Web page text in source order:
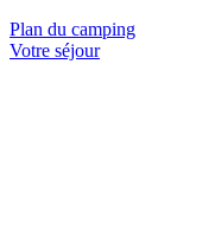
Plan du camping
Votre séjour